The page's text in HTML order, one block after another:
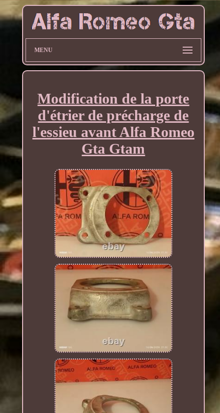
MENU
Modification de la porte
d'étrier de précharge de
l'essieu avant Alfa Romeo
Gta Gtam